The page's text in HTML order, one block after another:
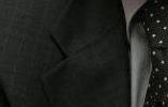
Ради, комітети та
Наукові центри МОН та
Громадські організації